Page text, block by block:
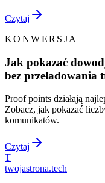
Czytaj
KONWERSJA
Jak pokazać
bez przeładowania
Proof points działają
Zobacz, jak pokazać
komunikatów.
Czytaj
T
twojastrona.tech